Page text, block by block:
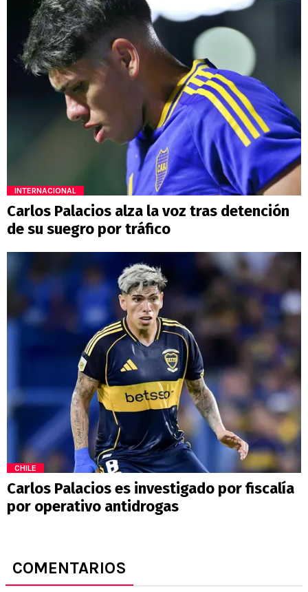
INTERNACIONAL
Carlos Palacios alza la voz tras detención
de su suegro por tráfico
CHILE
Carlos Palacios es investigado por fiscalía
por operativo antidrogas
COMENTARIOS